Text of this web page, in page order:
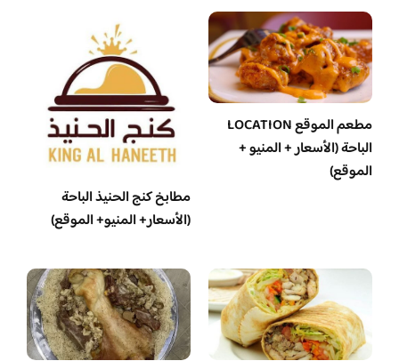
مطعم الموقع LOCATION
الباحة (الأسعار + المنيو +
الموقع)
مطابخ كنج الحنيذ الباحة
(الأسعار+ المنيو+ الموقع)